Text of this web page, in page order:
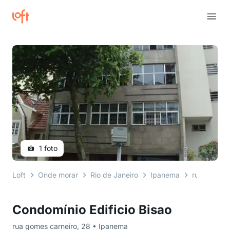
Condomínio Edificio Bisao
rua gomes carneiro, 28 • Ipanema
1 foto
Loft Onde morar Rio de Janeiro Ipanema rua gomes